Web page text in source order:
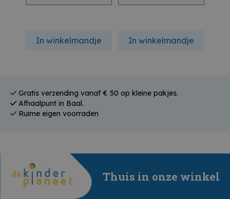
In winkelmandje In winkelmandje
Gratis verzending vanaf € 50 op kleine pakjes.
Afhaalpunt in Baal.
Ruime eigen voorraden
Thuis in onze winkel